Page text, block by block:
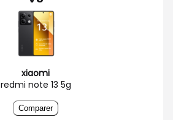
xiaomi
redmi note 13 5g
Comparer